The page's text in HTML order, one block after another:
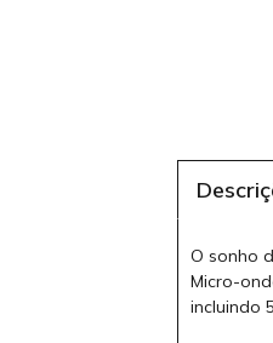
O sonho
Micro-
incluindo